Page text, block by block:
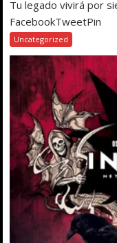
Tu legado vivirá por
FacebookTweetPin
Uncategorized